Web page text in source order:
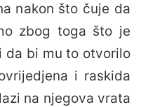
nakon što čuje da
zbog toga što je
da bi mu to otvorilo
i raskida
na njegova vrata